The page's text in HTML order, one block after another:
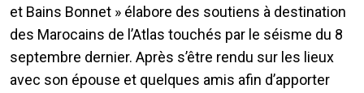
et Bains Bonnet » élabore des soutiens à destination
des Marocains de l’Atlas touchés par le séisme du 8
septembre dernier. Après s’être rendu sur les lieux
avec son épouse et quelques amis afin d’apporter